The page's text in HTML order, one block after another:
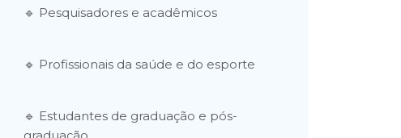
🔹 Pesquisadores e acadêmicos
🔹 Profissionais da saúde e do esporte
🔹 Estudantes de graduação e pós-